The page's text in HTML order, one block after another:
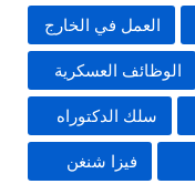
العمل في الخارج
الوظائف العسكرية
سلك الدكتوراه
فيزا شنغن